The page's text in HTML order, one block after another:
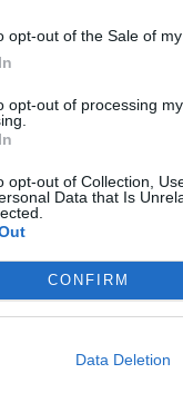
opt-out of the Sale of
opt-out of processing
opt-out of Collection,
Data that Is
CONFIRM
Data Deletion
κάθε διαθέσιμο
για ολόκληρο το
ένας αριθμός.
Μαλεβιζίου
ο Δήμαρχος
Βαγγέλη
σε
μισθοδοσίας